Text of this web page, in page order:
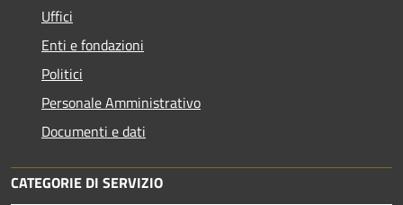
Uffici
Enti e fondazioni
Politici
Personale Amministrativo
Documenti e dati
CATEGORIE DI SERVIZIO